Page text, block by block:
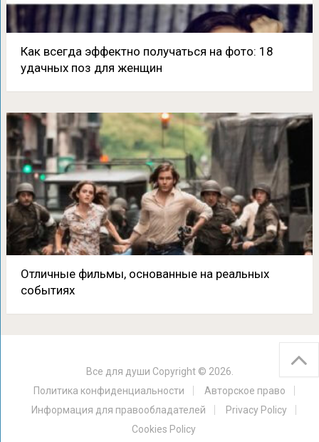
Как всегда эффектно получаться на фото: 18
удачных поз для женщин
Отличные фильмы, основанные на реальных
событиях
Все для души Copyright © 2026.
Политика конфиденциальности
Авторское право
Информация для правообладателей
Privacy Policy
Cookies Policy